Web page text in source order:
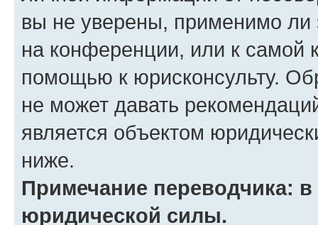
вы не уверены, применимо ли
на конференции, или к самой
помощью к юрисконсульту.
не может давать
является объектом
ниже.
Примечание переводчика:
юридической силы.